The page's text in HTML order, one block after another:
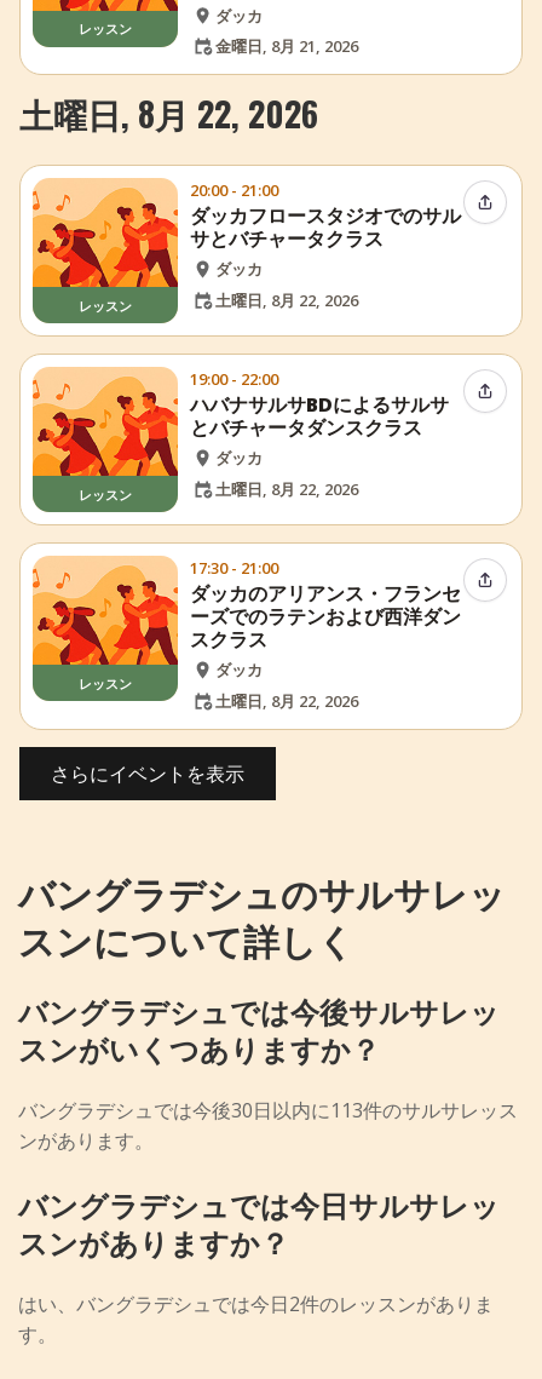
レッスン
ダッカ
金曜日, 8月 21, 2026
土曜日, 8月 22, 2026
レッスン
20:00 - 21:00
ダッカフロースタジオでのサル
サとバチャータクラス
ダッカ
土曜日, 8月 22, 2026
イベン
レッスン
19:00 - 22:00
ハバナサルサBDによるサルサ
とバチャータダンスクラス
ダッカ
土曜日, 8月 22, 2026
イベン
レッスン
17:30 - 21:00
ダッカのアリアンス・フランセ
ーズでのラテンおよび西洋ダン
スクラス
ダッカ
土曜日, 8月 22, 2026
イベン
さらにイベントを表示
バングラデシュのサルサレッ
スンについて詳しく
バングラデシュでは今後サルサレッ
スンがいくつありますか？
バングラデシュでは今後30日以内に113件のサルサレッス
ンがあります。
バングラデシュでは今日サルサレッ
スンがありますか？
はい、バングラデシュでは今日2件のレッスンがありま
す。